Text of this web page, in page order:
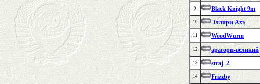
9 Black Knight 9m
10 Эллири Ахэ
11 WoodWurm
12 арагорн-великий
13 straj_2
14 Frizzby